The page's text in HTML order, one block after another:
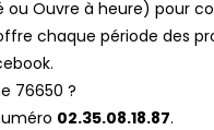
Ouvre à heure) pour
chaque période des
76650 ?
02.35.08.18.87.